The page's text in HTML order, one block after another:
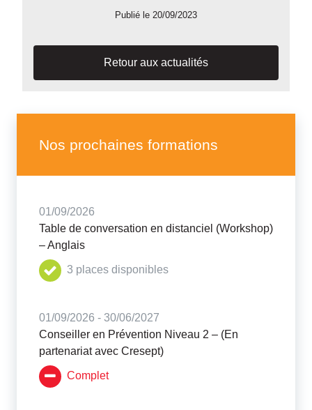
Publié le 20/09/2023
Retour aux actualités
Nos prochaines formations
01/09/2026
Table de conversation en distanciel (Workshop)
– Anglais
3 places disponibles
01/09/2026 - 30/06/2027
Conseiller en Prévention Niveau 2 – (En
partenariat avec Cresept)
Complet